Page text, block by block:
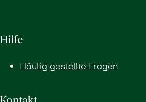
Hilfe
Häufig gestellte Fragen
Kontakt